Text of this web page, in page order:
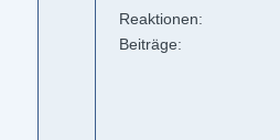
Reaktionen
Beiträge